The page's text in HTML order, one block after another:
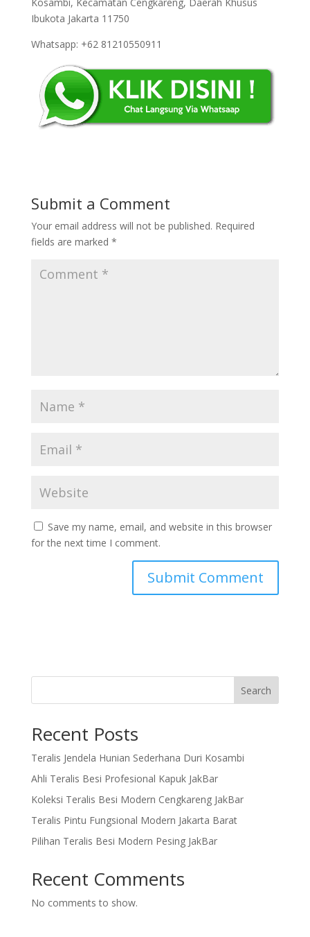
Kosambi, Kecamatan Cengkareng, Daerah Khusus
Ibukota Jakarta 11750
Whatsapp: +62 81210550911
Submit a Comment
Your email address will not be published. Required
fields are marked *
Save my name, email, and website in this browser
for the next time I comment.
Search
Recent Posts
Teralis Jendela Hunian Sederhana Duri Kosambi
Ahli Teralis Besi Profesional Kapuk JakBar
Koleksi Teralis Besi Modern Cengkareng JakBar
Teralis Pintu Fungsional Modern Jakarta Barat
Pilihan Teralis Besi Modern Pesing JakBar
Recent Comments
No comments to show.